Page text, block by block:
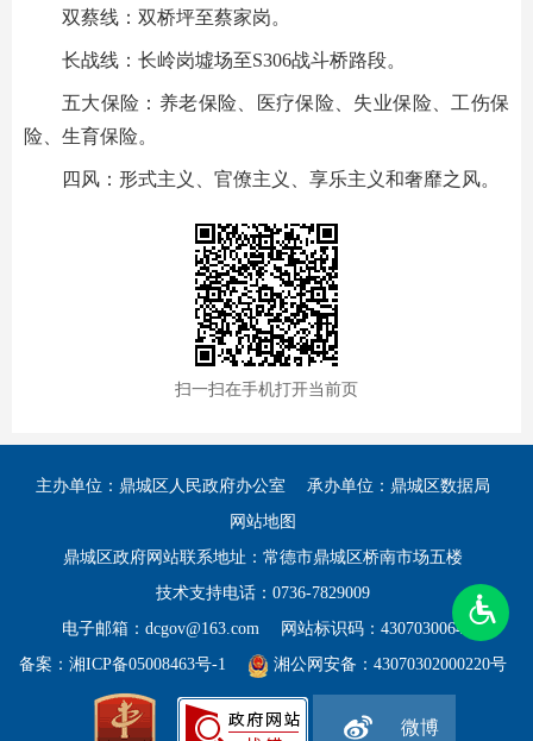
双蔡线：双桥坪至蔡家岗。
长战线：长岭岗墟场至S306战斗桥路段。
五大保险：养老保险、医疗保险、失业保险、工伤保
险、生育保险。
四风：形式主义、官僚主义、享乐主义和奢靡之风。
扫一扫在手机打开当前页
主办单位：鼎城区人民政府办公室
承办单位：鼎城区数据局
网站地图
鼎城区政府网站联系地址：常德市鼎城区桥南市场五楼
技术支持电话：0736-7829009
电子邮箱：dcgov@163.com
网站标识码：4307030064
备案： 湘ICP备05008463号-1 湘公网安备：43070302000220号
微博